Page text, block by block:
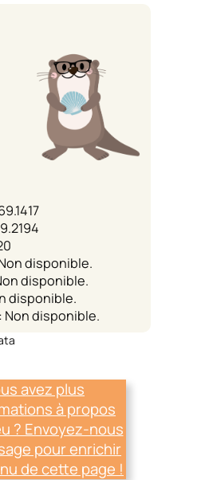
disponible.
disponible.
disponible.
Non disponible.
avez plus
à propos
? Envoyez-nous
pour enrichir
de cette page !